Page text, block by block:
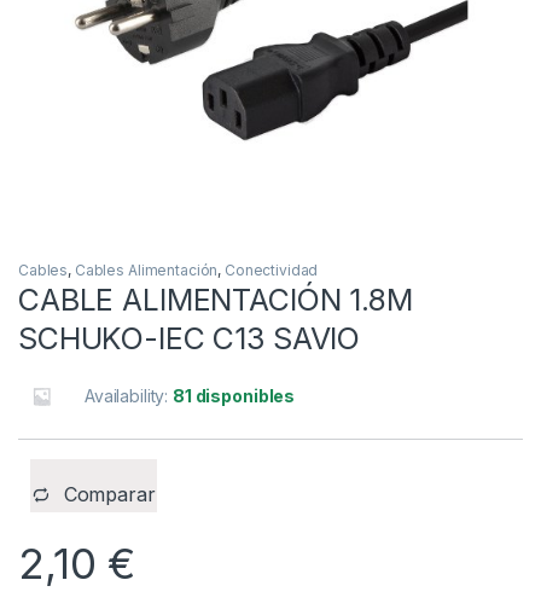
Cables, Cables Alimentación, Conectividad
CABLE ALIMENTACIÓN 1.8M
SCHUKO-IEC C13 SAVIO
Availability: 81 disponibles
Comparar
2,10 €